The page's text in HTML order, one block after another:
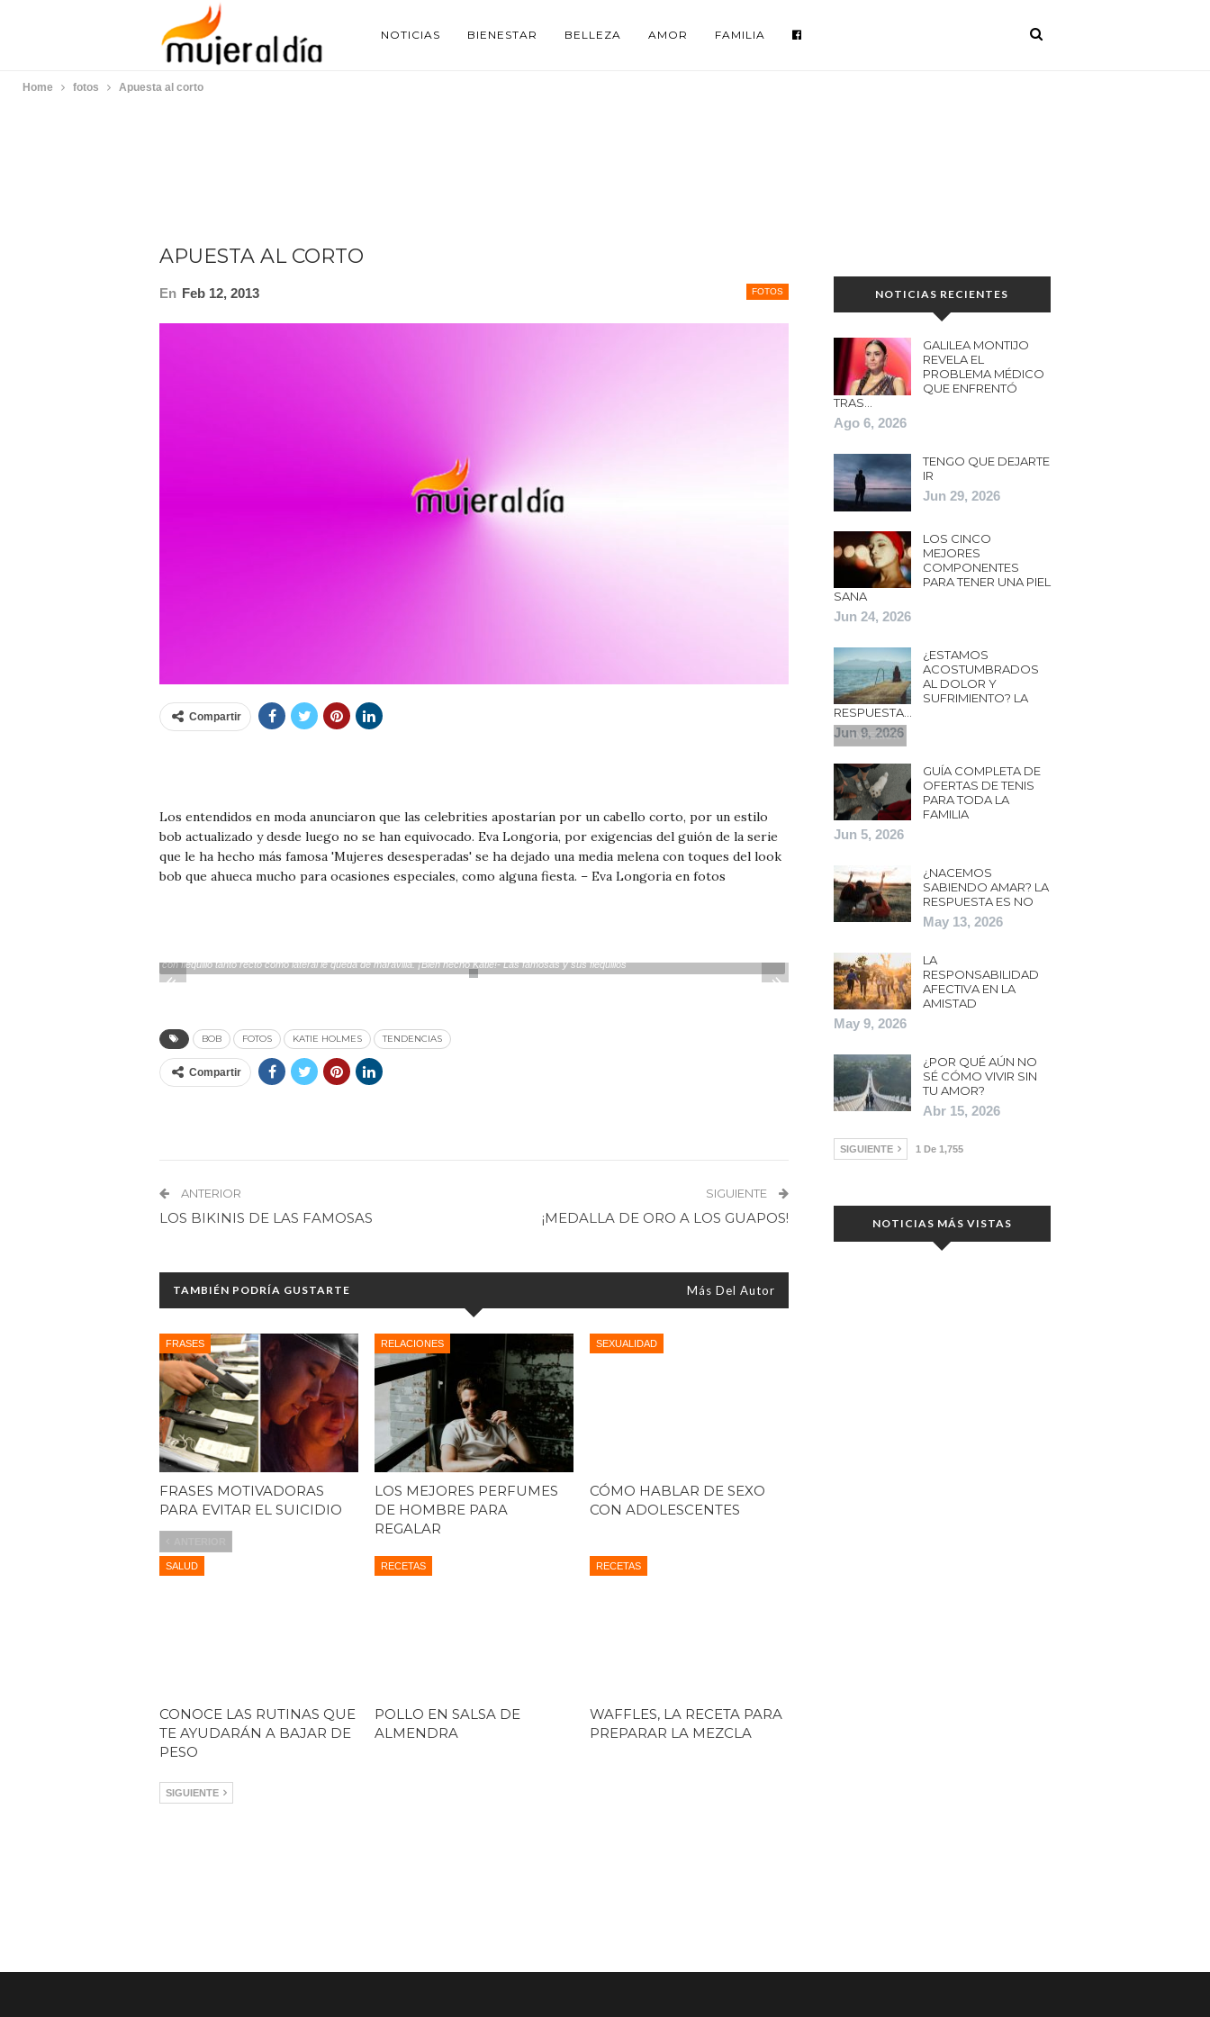
NOTICIAS BIENESTAR BELLEZA AMOR FAMILIA
Home fotos Apuesta al corto
APUESTA AL CORTO
FOTOS
En Feb 12, 2013
Compartir
Los entendidos en moda anunciaron que las celebrities apostarían por un cabello corto, por un estilo
bob actualizado y desde luego no se han equivocado. Eva Longoria, por exigencias del guión de la serie
que le ha hecho más famosa 'Mujeres desesperadas' se ha dejado una media melena con toques del look
bob que ahueca mucho para ocasiones especiales, como alguna fiesta. – Eva Longoria en fotos
con flequillo tanto recto como lateral le queda de maravilla. ¡Bien hecho Katie!- Las famosas y sus flequillos
« »
BOB FOTOS KATIE HOLMES TENDENCIAS
Compartir
ANTERIOR
LOS BIKINIS DE LAS FAMOSAS
SIGUIENTE
¡MEDALLA DE ORO A LOS GUAPOS!
TAMBIÉN PODRÍA GUSTARTE Más Del Autor
FRASES
FRASES MOTIVADORAS
PARA EVITAR EL SUICIDIO
RELACIONES
LOS MEJORES PERFUMES
DE HOMBRE PARA
REGALAR
SEXUALIDAD
CÓMO HABLAR DE SEXO
CON ADOLESCENTES
SALUD
CONOCE LAS RUTINAS QUE
TE AYUDARÁN A BAJAR DE
PESO
RECETAS
POLLO EN SALSA DE
ALMENDRA
RECETAS
WAFFLES, LA RECETA PARA
PREPARAR LA MEZCLA
SIGUIENTE
NOTICIAS RECIENTES
GALILEA MONTIJO
REVELA EL
PROBLEMA MÉDICO
QUE ENFRENTÓ
TRAS…
Ago 6, 2026
TENGO QUE DEJARTE
IR
Jun 29, 2026
LOS CINCO
MEJORES
COMPONENTES
PARA TENER UNA PIEL
SANA
Jun 24, 2026
¿ESTAMOS
ACOSTUMBRADOS
AL DOLOR Y
SUFRIMIENTO? LA
RESPUESTA…
Jun 9, 2026
GUÍA COMPLETA DE
OFERTAS DE TENIS
PARA TODA LA
FAMILIA
Jun 5, 2026
¿NACEMOS
SABIENDO AMAR? LA
RESPUESTA ES NO
May 13, 2026
LA
RESPONSABILIDAD
AFECTIVA EN LA
AMISTAD
May 9, 2026
¿POR QUÉ AÚN NO
SÉ CÓMO VIVIR SIN
TU AMOR?
Abr 15, 2026
ANTERIOR
SIGUIENTE 1 De 1,755
NOTICIAS MÁS VISTAS